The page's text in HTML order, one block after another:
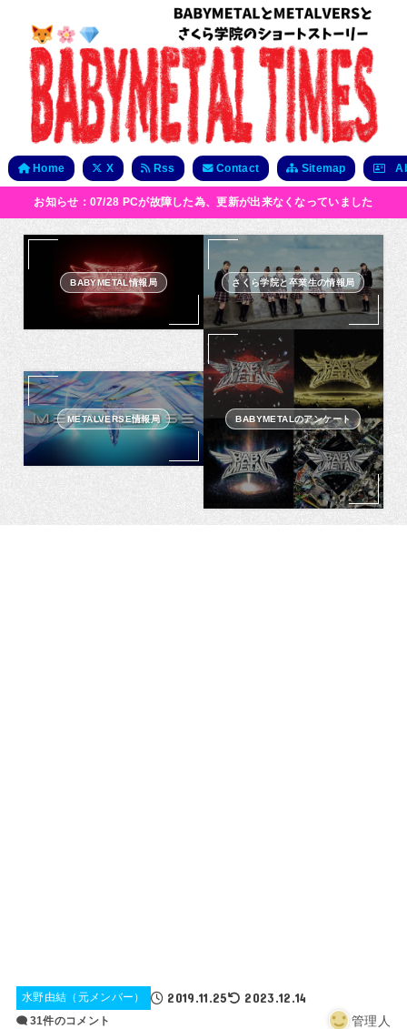
Home X Rss Contact Sitemap
お知らせ：07/28 PCが故障した為、更新が出来なくなっていました
BABYMETAL情報局 さくら学院と卒業生の情報局
METALVERSE情報局 BABYMETALのアンケート
水野由結（元メンバー） 2019.11.25 2023.12.14
31件のコメント 管理人